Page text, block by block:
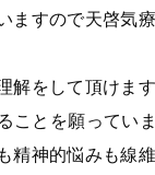
ますので天啓気
解をして頂けま
ことを願ってい
精神的悩みも線